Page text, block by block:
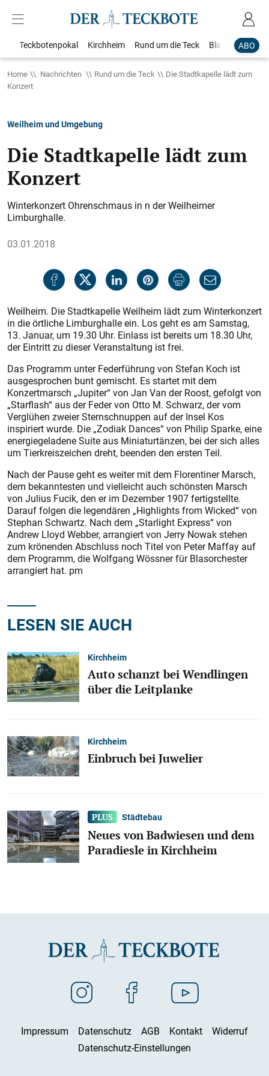
ABO
Teckbotenpokal Kirchheim Rund um die Teck Blaulicht
Home Nachrichten Rund um die Teck
Die Stadtkapelle lädt zum
Konzert
Weilheim und Umgebung
Die Stadtkapelle lädt zum
Konzert
Winterkonzert Ohrenschmaus in n der Weilheimer
Limburghalle.
03.01.2018
Weilheim. Die Stadtkapelle Weilheim lädt zum Winterkonzert
in die örtliche Limburghalle ein. Los geht es am Samstag,
13. Januar, um 19.30 Uhr. Einlass ist bereits um 18.30 Uhr,
der Eintritt zu dieser Veranstaltung ist frei.
Das Programm unter Federführung von Stefan Koch ist
ausgesprochen bunt gemischt. Es startet mit dem
Konzertmarsch „Jupiter“ von Jan Van der Roost, gefolgt von
„Starflash“ aus der Feder von Otto M. Schwarz, der vom
Verglühen zweier Sternschnuppen auf der Insel Kos
inspiriert wurde. Die „Zodiak Dances“ von Philip Sparke, eine
energiegeladene Suite aus Miniaturtänzen, bei der sich alles
um Tierkreiszeichen dreht, beenden den ersten Teil.
Nach der Pause geht es weiter mit dem Florentiner Marsch,
dem bekanntesten und vielleicht auch schönsten Marsch
von Julius Fucik, den er im Dezember 1907 fertigstellte.
Darauf folgen die legendären „Highlights from Wicked“ von
Stephan Schwartz. Nach dem „Starlight Express“ von
Andrew Lloyd Webber, arrangiert von Jerry Nowak stehen
zum krönenden Abschluss noch Titel von Peter Maffay auf
dem Programm, die Wolfgang Wössner für Blasorchester
arrangiert hat. pm
LESEN SIE AUCH
Kirchheim
Auto schanzt bei Wendlingen
über die Leitplanke
Kirchheim
Einbruch bei Juwelier
Städtebau
Neues von Badwiesen und dem
Paradiesle in Kirchheim
Impressum Datenschutz AGB Kontakt
Widerruf
Datenschutz-Einstellungen